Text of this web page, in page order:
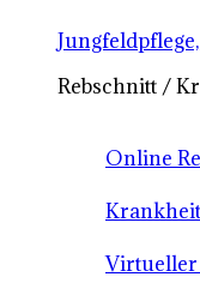
Rebschnitt /
Online
Virtueller